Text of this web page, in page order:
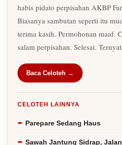
habis pidato perpisahan AKBP
Biasanya sambutan seperti itu
terima kasih. Permohonan maaf.
salam perpisahan. Selesai.
Baca Celoteh →
CELOTEH LAINNYA
Parepare Sedang Haus
Sawah Jantung Sidrap,